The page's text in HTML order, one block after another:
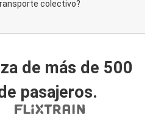
colectivo?
de más de 500
pasajeros.